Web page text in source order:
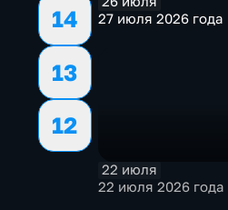
14
13
12
27 июля 2026 года
22 июля
22 июля 2026 года